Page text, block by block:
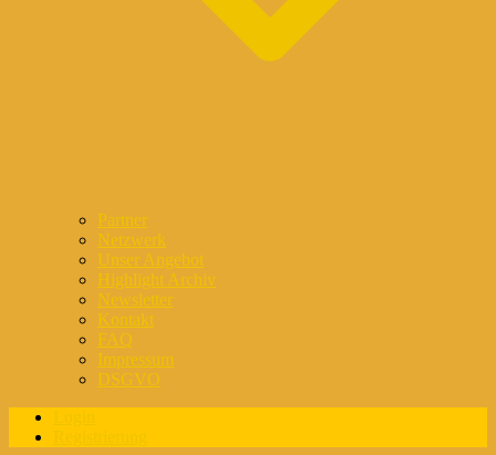
Partner
Netzwerk
Unser Angebot
Highlight Archiv
Newsletter
Kontakt
FAQ
Impressum
DSGVO